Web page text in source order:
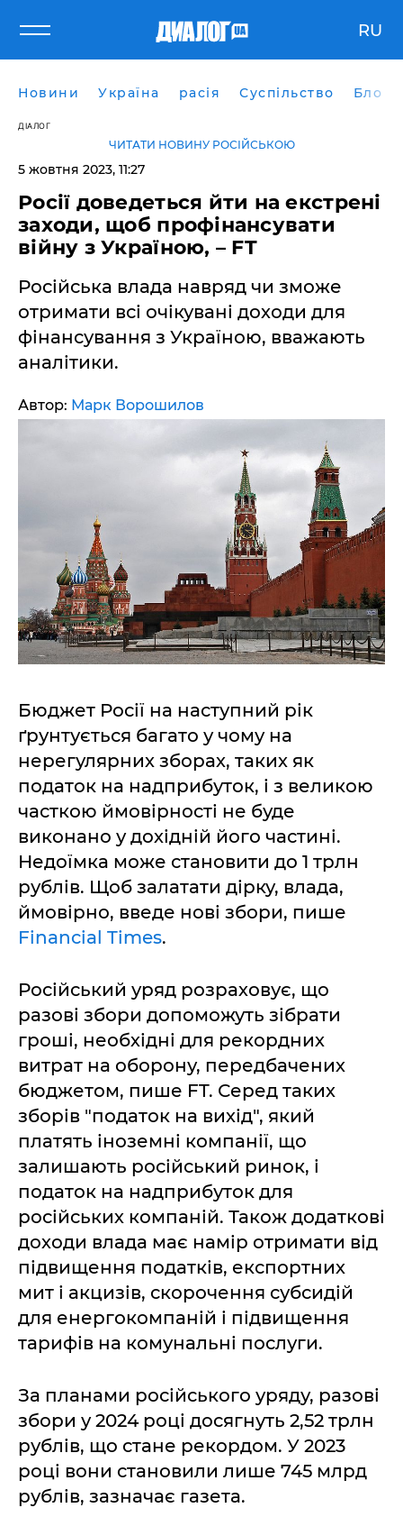
RU
Новини Україна расія Суспільство Блоги
ДІАЛОГ
ЧИТАТИ НОВИНУ РОСІЙСЬКОЮ
5 жовтня 2023, 11:27
Росії доведеться йти на екстрені
заходи, щоб профінансувати
війну з Україною, – FT
Російська влада навряд чи зможе
отримати всі очікувані доходи для
фінансування з Україною, вважають
аналітики.
Автор: Марк Ворошилов
Бюджет Росії на наступний рік
ґрунтується багато у чому на
нерегулярних зборах, таких як
податок на надприбуток, і з великою
часткою ймовірності не буде
виконано у дохідній його частині.
Недоїмка може становити до 1 трлн
рублів. Щоб залатати дірку, влада,
ймовірно, введе нові збори, пише
Financial Times.
Російський уряд розраховує, що
разові збори допоможуть зібрати
гроші, необхідні для рекордних
витрат на оборону, передбачених
бюджетом, пише FT. Серед таких
зборів "податок на вихід", який
платять іноземні компанії, що
залишають російський ринок, і
податок на надприбуток для
російських компаній. Також додаткові
доходи влада має намір отримати від
підвищення податків, експортних
мит і акцизів, скорочення субсидій
для енергокомпаній і підвищення
тарифів на комунальні послуги.
За планами російського уряду, разові
збори у 2024 році досягнуть 2,52 трлн
рублів, що стане рекордом. У 2023
році вони становили лише 745 млрд
рублів, зазначає газета.